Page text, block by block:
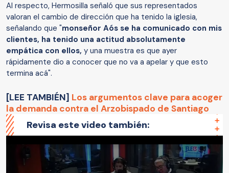
Al respecto, Hermosilla señaló que sus representados
valoran el cambio de dirección que ha tenido la iglesia,
señalando que "monseñor Aós se ha comunicado con mis
clientes, ha tenido una actitud absolutamente
empática con ellos, y una muestra es que ayer
rápidamente dio a conocer que no va a apelar y que esto
termina acá".
[LEE TAMBIÉN] Los argumentos clave para acoger
la demanda contra el Arzobispado de Santiago
Revisa este video también: